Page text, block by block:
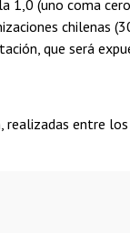
(uno coma
chilenas
que será
entre